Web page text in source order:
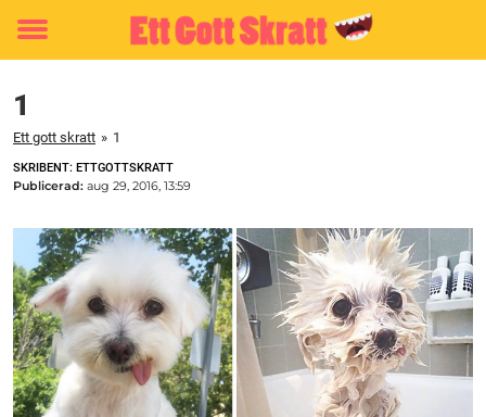
Toggle
1
Ett gott skratt » 1
SKRIBENT: ETTGOTTSKRATT
Publicerad: aug 29, 2016, 13:59